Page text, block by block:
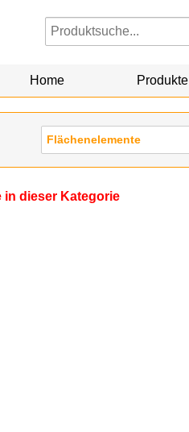
Home Produkte
Flächenelemente
in dieser Kategorie